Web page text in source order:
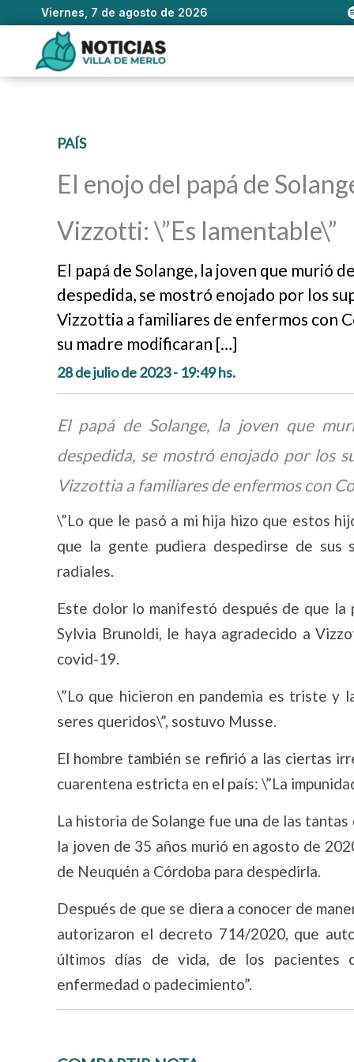
Viernes, 7 de agosto de 2026
contenido
PAÍS
El enojo del papá de
Vizzotti: \”Es lamentable\”
El papá de Solange, la joven que murió
despedida, se mostró enojado por los
Vizzottia a familiares de enfermos con
su madre modificaran […]
28 de julio de 2023 - 19:49 hs.
El papá de Solange, la joven que
despedida, se mostró enojado por los
Vizzottia a familiares de enfermos con
\”Lo que le pasó a mi hija hizo que estos
que la gente pudiera despedirse de sus
radiales.
Este dolor lo manifestó después de que
Sylvia Brunoldi, le haya agradecido a
covid-19.
\”Lo que hicieron en pandemia es triste y
seres queridos\”, sostuvo Musse.
El hombre también se refirió a las ciertas
cuarentena estricta en el país: \”La
La historia de Solange fue una de las
la joven de 35 años murió en agosto de
de Neuquén a Córdoba para despedirla.
Después de que se diera a conocer de
autorizaron el decreto 714/2020, que
últimos días de vida, de los pacientes
enfermedad o padecimiento”.